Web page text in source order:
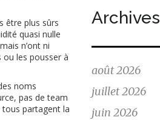
être plus sûrs
quasi nulle
n’ont ni
les pousser à
noms
pas de team
partagent la
Archives
août 2026
juillet 2026
juin 2026